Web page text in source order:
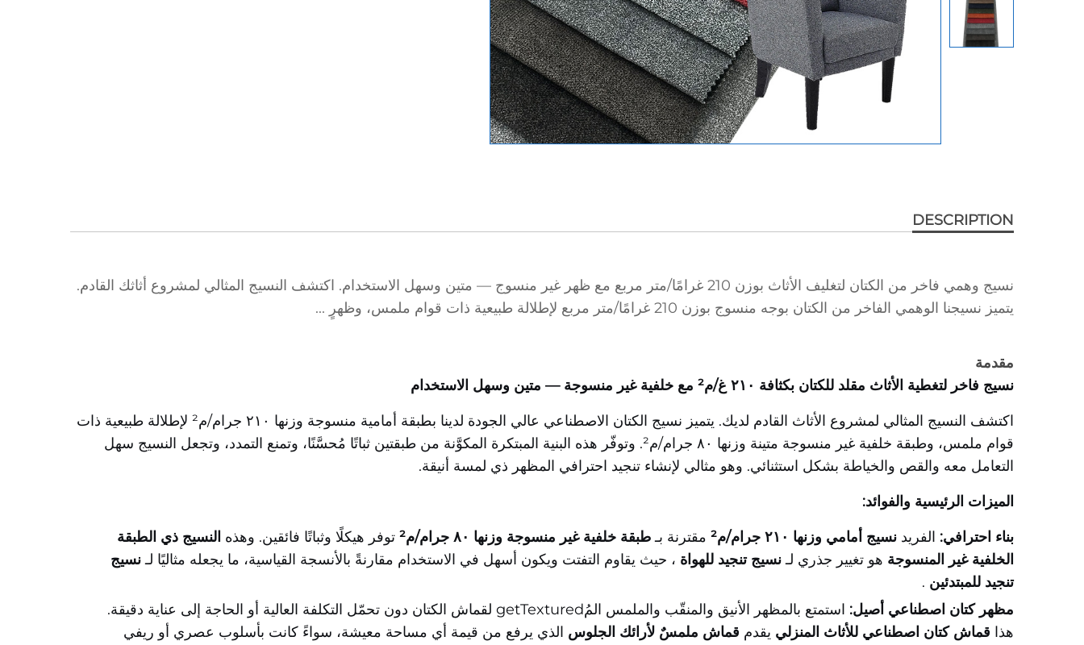
DESCRIPTION
نسيج وهمي فاخر من الكتان لتغليف الأثاث بوزن 210 غرامًا/متر مربع مع ظهر غير منسوج — متين وسهل الاستخدام. اكتشف النسيج المثالي لمشروع أثاثك القادم.
يتميز نسيجنا الوهمي الفاخر من الكتان بوجه منسوج بوزن 210 غرامًا/متر مربع لإطلالة طبيعية ذات قوام ملمس، وظهرٍ ...
مقدمة
نسيج فاخر لتغطية الأثاث مقلد للكتان بكثافة ٢١٠ غ/م² مع خلفية غير منسوجة — متين وسهل الاستخدام
اكتشف النسيج المثالي لمشروع الأثاث القادم لديك. يتميز نسيج الكتان الاصطناعي عالي الجودة لدينا بطبقة أمامية منسوجة وزنها ٢١٠ جرام/م² لإطلالة طبيعية ذات
قوام ملمس، وطبقة خلفية غير منسوجة متينة وزنها ٨٠ جرام/م². وتوفّر هذه البنية المبتكرة المكوَّنة من طبقتين ثباتًا مُحسَّنًا، وتمنع التمدد، وتجعل النسيج سهل
التعامل معه والقص والخياطة بشكل استثنائي. وهو مثالي لإنشاء تنجيد احترافي المظهر ذي لمسة أنيقة.
الميزات الرئيسية والفوائد:
بناء احترافي: الفريد نسيج أمامي وزنها ٢١٠ جرام/م² مقترنة بـطبقة خلفية غير منسوجة وزنها ٨٠ جرام/م² توفر هيكلًا وثباتًا فائقين. وهذه النسيج ذي الطبقة
الخلفية غير المنسوجة هو تغيير جذري لـنسيج تنجيد للهواة ، حيث يقاوم التفتت ويكون أسهل في الاستخدام مقارنةً بالأنسجة القياسية، ما يجعله مثاليًا لـنسيج
تنجيد للمبتدئين .
مظهر كتان اصطناعي أصيل:
استمتع بالمظهر الأنيق والمنقّب والملمس المُgetTextured لقماش الكتان دون تحمّل التكلفة العالية أو الحاجة إلى عناية دقيقة.
هذا قماش كتان اصطناعي للأثاث المنزلي يقدم قماش ملمسٌ لأرائك الجلوس الذي يرفع من قيمة أي مساحة معيشة، سواءً كانت بأسلوب عصري أو ريفي